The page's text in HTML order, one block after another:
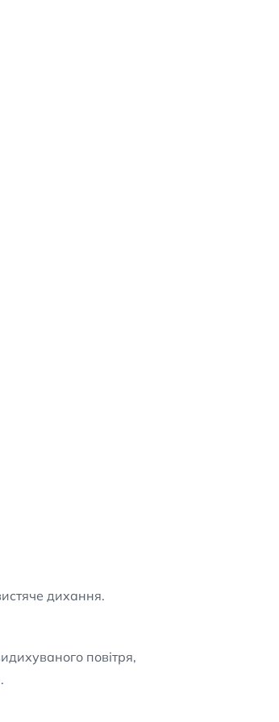
дихання.
повітря,